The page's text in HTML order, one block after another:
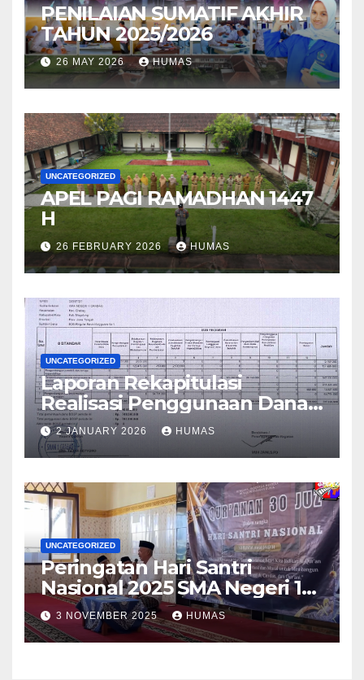
PENILAIAN SUMATIF AKHIR
TAHUN 2025/2026
26 MAY 2026 HUMAS
UNCATEGORIZED
APEL PAGI RAMADHAN 1447
H
26 FEBRUARY 2026 HUMAS
UNCATEGORIZED
Laporan Rekapitulasi
Realisasi Penggunaan Dana
BOS Reguler Tahap 2 Tahun
2025
2 JANUARY 2026 HUMAS
UNCATEGORIZED
Peringatan Hari Santri
Nasional 2025 SMA Negeri 1
Grabag
3 NOVEMBER 2025 HUMAS